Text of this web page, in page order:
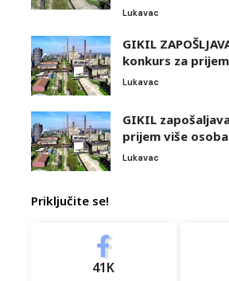
Lukavac
GIKIL
konkurs za
Lukavac
GIKIL
prijem više
Lukavac
Priključite se!
41K